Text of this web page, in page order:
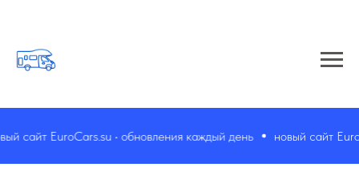
сайт EuroCars.su • обновления каждый день новый сайт